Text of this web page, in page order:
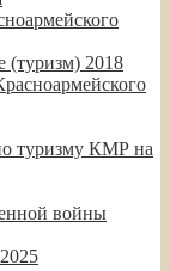
(туризм) 2018
туризму КМР на
войны